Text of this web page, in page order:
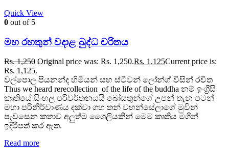
Quick View
0 out of 5
මහ රහතුන් වදාළ බුද්ධ චරිතය
Rs.1,250 Original price was: Rs. 1,250.Rs. 1,125Current price is:
Rs. 1,125.
වල්පොල පියනන්ද හිමියන් සහ ස්ටීවන් ලෝන්ග් විසින් රචිත
Thus we heard rerecollection of the life of the buddha නම් ඉංග්‍රීසි
කෘතියේ සිංහල පරිවර්තනයයි බෝසතුන්ගේ උපන් තැන පටන්
මහා පරිනිර්වාණය දක්වා ගහ තන් වහන්සේලාගේ මුවින්
පැවසෙන කතාව අලුත්ම ශෛලියකින් මෙම කෘතිය මගින්
ඉදිරිපත් කර ඇත.
Read more